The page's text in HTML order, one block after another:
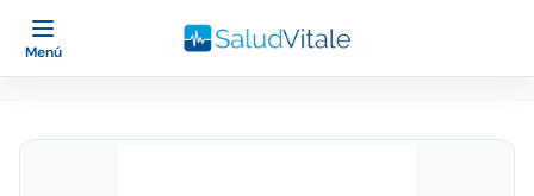
Menú